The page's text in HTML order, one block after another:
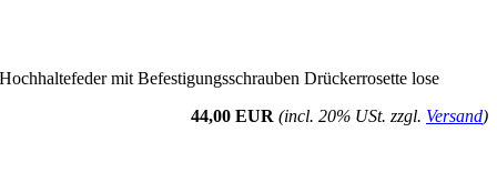
mit Befestigungsschrauben Drückerrosette lose
44,00 EUR (incl. 20% USt. zzgl. Versand)